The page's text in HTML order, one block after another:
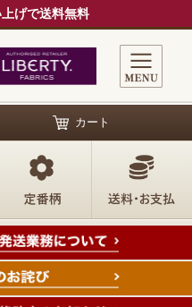
げで送料無料
カート